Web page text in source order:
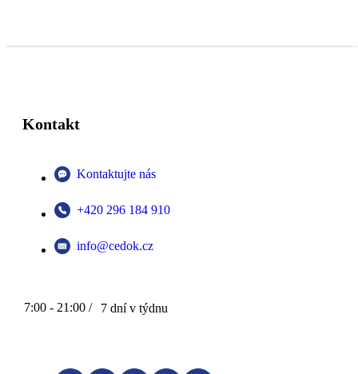
Kontakt
Kontaktujte nás
+420 296 184 910
info@cedok.cz
7:00 - 21:00 / 7 dní v týdnu